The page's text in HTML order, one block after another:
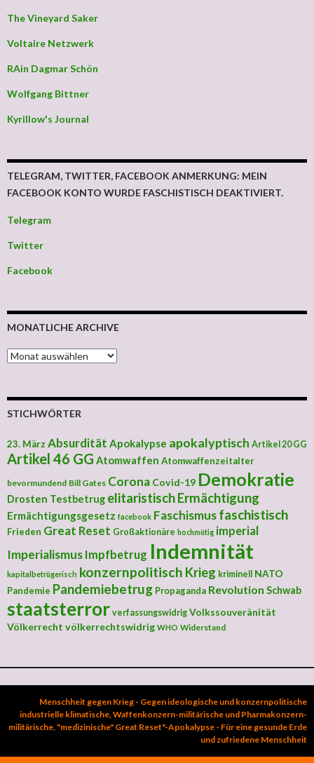
The Vineyard Saker
Voltaire Netzwerk
RAin Dagmar Schön
Wolfgang Bittner
Kyrillow's Journal
TELEGRAM, TWITTER, FACEBOOK ANMERKUNG: MEIN
FACEBOOK KONTO WURDE FASCHISTISCH DEAKTIVIERT.
Telegram
Twitter
Facebook
MONATLICHE ARCHIVE
MONATLICHE ARCHIVE
STICHWÖRTER
23. März Absurdität Apokalypse apokalyptisch Artikel 20 GG
Artikel 46 GG Atomwaffen Atomwaffenzeitalter
bevormundend Bill Gates Corona Covid-19 Demokratie
Drosten Testbetrug elitaristischErmächtigung
Ermächtigungsgesetz facebook Faschismusfaschistisch
Frieden Great Reset Großaktionäre hochmütig imperial
Imperialismus Impfbetrug Indemnität
kapitalbetrügerisch konzernpolitisch Krieg kriminell
NATO
Pandemie Pandemiebetrug Propaganda Revolution Schwab
staatsterror verfassungswidrig Volkssouveränität
Völkerrecht völkerrechtswidrig WHO Widerstand
Menschheit gegen Krieg - Gegen ideologische und konzernpolitische
industrielle klimatische, Waffenkonzern-militärische und Pharmakonzern-
militärische, "medizinische" Great Reset"-Apokalypse - Für eine gesunde Erde
und zufriedene Menschheit